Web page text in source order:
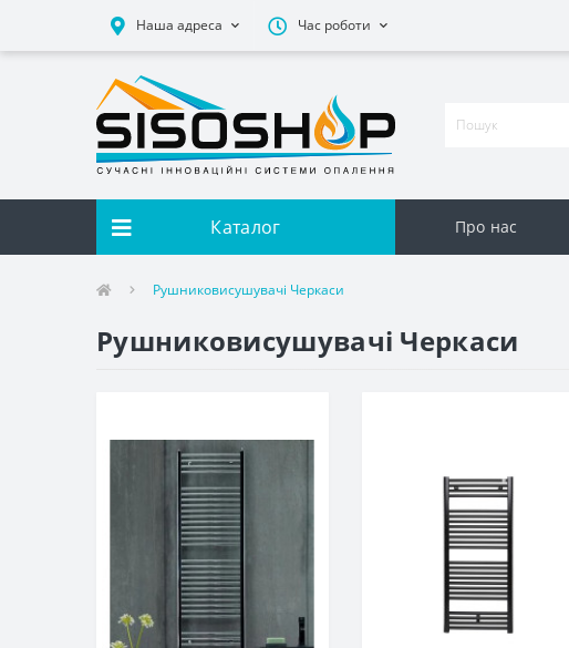
Наша адреса Час роботи
Каталог Про нас
Рушниковисушувачі Черкаси
Рушниковисушувачі Черкаси